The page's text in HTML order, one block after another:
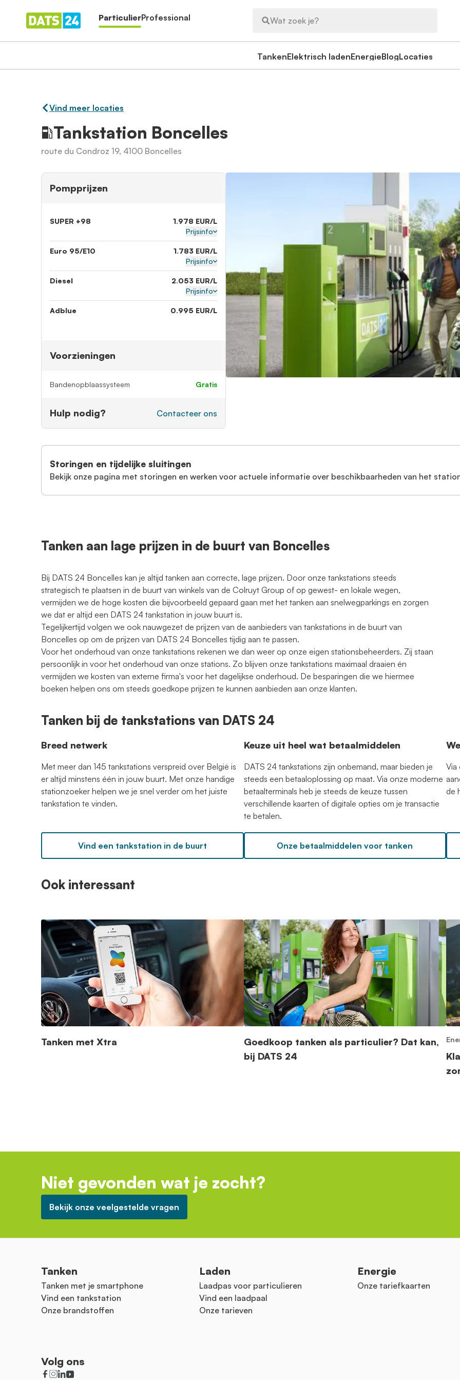
ParticulierProfessional Wat zoek je?
TankenElektrisch ladenEnergieBlogLocaties
Vind meer locaties
Tankstation Boncelles
route du Condroz 19, 4100 Boncelles
Pompprijzen
SUPER +98
1.978 EUR/L
Prijsinfo
Euro 95/E10
1.783 EUR/L
Prijsinfo
Diesel
2.053 EUR/L
Prijsinfo
Adblue 0.995 EUR/L
Voorzieningen
Bandenopblaassysteem gratis
Hulp nodig? Contacteer ons
Storingen en tijdelijke sluitingen
Bekijk onze pagina met storingen en werken voor actuele informatie over beschikbaarheden van het
Tanken aan lage prijzen in de buurt van Boncelles
Bij DATS 24 Boncelles kan je altijd tanken aan correcte, lage prijzen. Door onze tankstations steeds
strategisch te plaatsen in de buurt van winkels van de Colruyt Group of op gewest- en lokale wegen,
vermijden we de hoge kosten die bijvoorbeeld gepaard gaan met het tanken aan snelwegparkings en zorgen
we dat er altijd een DATS 24 tankstation in jouw buurt is.
Tegelijkertijd volgen we ook nauwgezet de prijzen van de aanbieders van tankstations in de buurt van
Boncelles op om de prijzen van DATS 24 Boncelles tijdig aan te passen.
Voor het onderhoud van onze tankstations rekenen we dan weer op onze eigen stationsbeheerders. Zij staan
persoonlijk in voor het onderhoud van onze stations. Zo blijven onze tankstations maximaal draaien én
vermijden we kosten van externe firma's voor het dagelijkse onderhoud. De besparingen die we hiermee
boeken helpen ons om steeds goedkope prijzen te kunnen aanbieden aan onze klanten.
Tanken bij de tankstations van DATS 24
Breed netwerk
Met meer dan 145 tankstations verspreid over België is
er altijd minstens één in jouw buurt. Met onze handige
stationzoeker helpen we je snel verder om het juiste
tankstation te vinden.
Vind een tankstation in de buurt
Keuze uit heel wat betaalmiddelen
DATS 24 tankstations zijn onbemand, maar bieden je
steeds een betaaloplossing op maat. Via onze moderne
betaalterminals heb je steeds de keuze tussen
verschillende kaarten of digitale opties om je transactie
te betalen.
Onze betaalmiddelen voor tanken
Via
de
Ook interessant
Tanken met Xtra
Goedkoop tanken als particulier? Dat kan,
bij DATS 24
Niet gevonden wat je zocht?
Bekijk onze veelgestelde vragen
Tanken
Tanken met je smartphone
Vind een tankstation
Onze brandstoffen
Laden
Laadpas voor particulieren
Vind een laadpaal
Onze tarieven
Energie
Onze tariefkaarten
Volg ons